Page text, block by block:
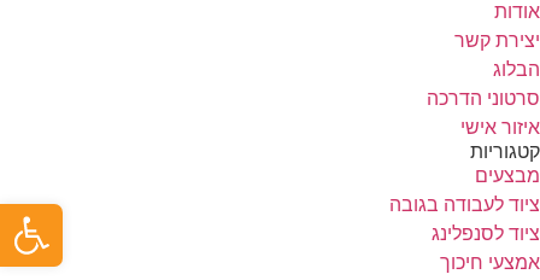
אודות
יצירת קשר
הבלוג
סרטוני הדרכה
איזור אישי
קטגוריות
מבצעים
ציוד לעבודה בגובה
ציוד לסנפלינג
אמצעי חיכוך
פתח